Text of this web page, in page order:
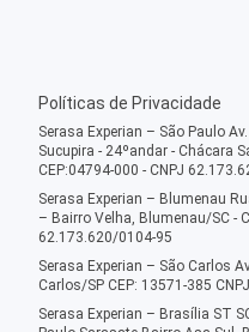
Políticas de Privacidade
Serasa Experian – São Paulo
Sucupira - 24ºandar - Chácara
CEP:04794-000 - CNPJ
Serasa Experian – Blumenau
– Bairro Velha, Blumenau/SC -
62.173.620/0104-95
Serasa Experian – São Carlos
Carlos/SP CEP: 13571-385
Serasa Experian – Brasília ST